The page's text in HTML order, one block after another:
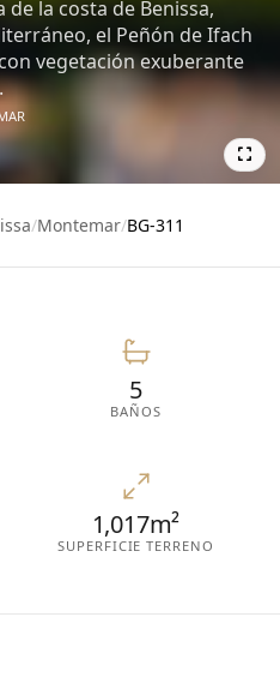
la costa de Benissa,
el Peñón de Ifach
vegetación exuberante
/Montemar/BG-311
5
BAÑOS
1,017m²
SUPERFICIE TERRENO